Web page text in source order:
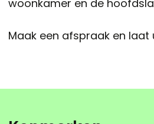
woonkamer en de
Maak een afspraak en laat